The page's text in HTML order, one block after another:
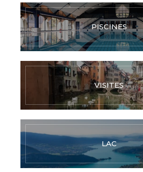
PISCINES
VISITES
LAC